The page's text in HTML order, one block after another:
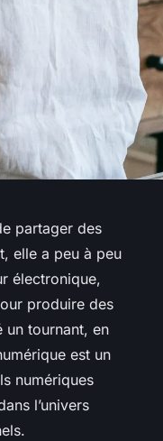
partager des
elle a peu à peu
électronique,
produire des
un tournant, en
est un
numériques
l’univers